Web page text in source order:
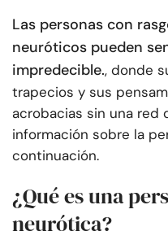
Las personas con
neuróticos pueden
impredecible., donde
trapecios y sus
acrobacias sin una red
información sobre la
continuación.
¿Qué es una
neurótica?